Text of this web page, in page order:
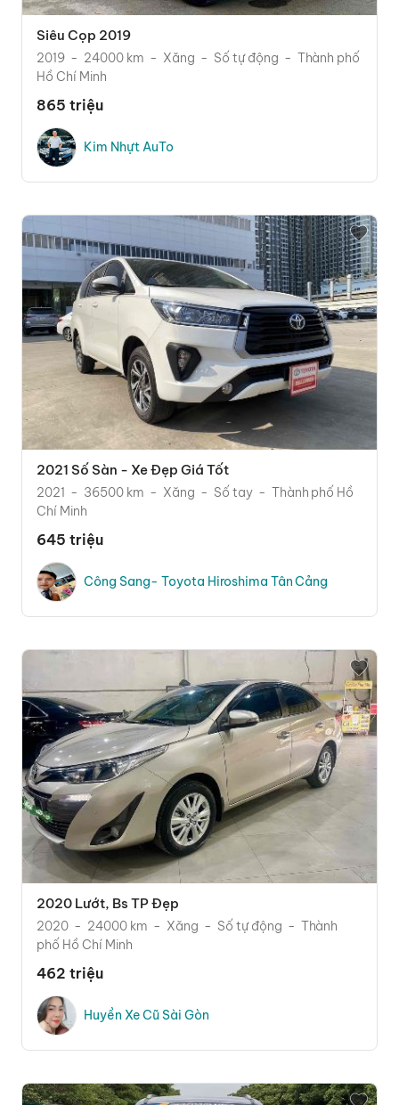
Siêu Cọp 2019
2019 24000 km Xăng Số tự động
Thành phố
Hồ Chí Minh
865 triệu
Kim Nhựt AuTo
2021 Số Sàn - Xe Đẹp Giá Tốt
2021 36500 km Xăng Số tay
Thành phố Hồ
Chí Minh
645 triệu
Công Sang- Toyota Hiroshima Tân Cảng
2020 Lướt, Bs TP Đẹp
2020 24000 km Xăng Số tự động
Thành
phố Hồ Chí Minh
462 triệu
Huyền Xe Cũ Sài Gòn